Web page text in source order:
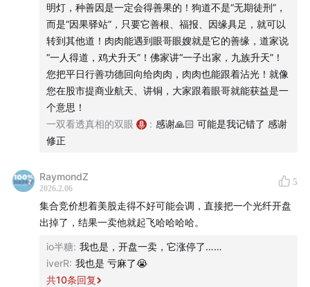
其实在上周的节目里面就已经强调过，靠近的15-128、15-
99，4115~4120时大家一定要记得观察有没有放量，如果不
放量，眼哥认为是过不去的，哪怕过去很快也会反转下来。
赖外界的提示，要建立自己的判断体系来提高对波动压力的
抗性。
00:11:08 执行力博弈：计划永远优先于情绪
面对早盘剧烈的波动，为什么很多投资者会因为恐惧而选择
盲目清仓？这种“道心不稳”的表现反映出交易者在执行预案
时的短板。一个合格的交易者即便在操作中出现卖飞等失
误，只要是严格执行了既定计划，就是一次成功的交易。相
比之下，没有计划或者随意更改计划的临时起意才是最大的
风险。维持心态稳定的关键在于对规则的敬畏，只有做到知
右。
00:13:05
春节前的最后几个交易日，市场往往呈现出明显的博弈特
征。在当前方向不明朗的阶段，建议保持低仓位苟着，通过
高抛低吸来维持股感，而不是急于加仓。预计下周三之后，
市场将进入春节行情的博弈期，届时会有部分资金退场导致
缩量加剧。对于机构和资深投资者而言，大部分布局已经完
明灯，种善因是一定会得善果的！狗道不是“无期徒刑”，
而是“因果驿站”，只要它善根、福报、因缘具足，就可以
转到其他道！肉肉能遇到眼哥眼嫂就是它的善缘，道家说
“一人得道，鸡犬升天”！佛家讲“一子出家，九族升天”！
您把平日行善功德回向给肉肉，肉肉也能跟着沾光！就像
您在股市提商业航天、讲铜，大家跟着眼哥就能获益是一
个意思！
一双看透真相的双眼
: 感谢🙏🏻 可能是我记错了 感谢
修正
RaymondZ
2026.2.06
5
集合竞价想着美股走得不好可能会调，直接把一个光纤开盘
出掉了，结果一卖他就起飞哈哈哈哈。
io半糖: 我也是，开盘一卖，它涨停了……
iverR: 我也是 亏麻了😭
共10条回复